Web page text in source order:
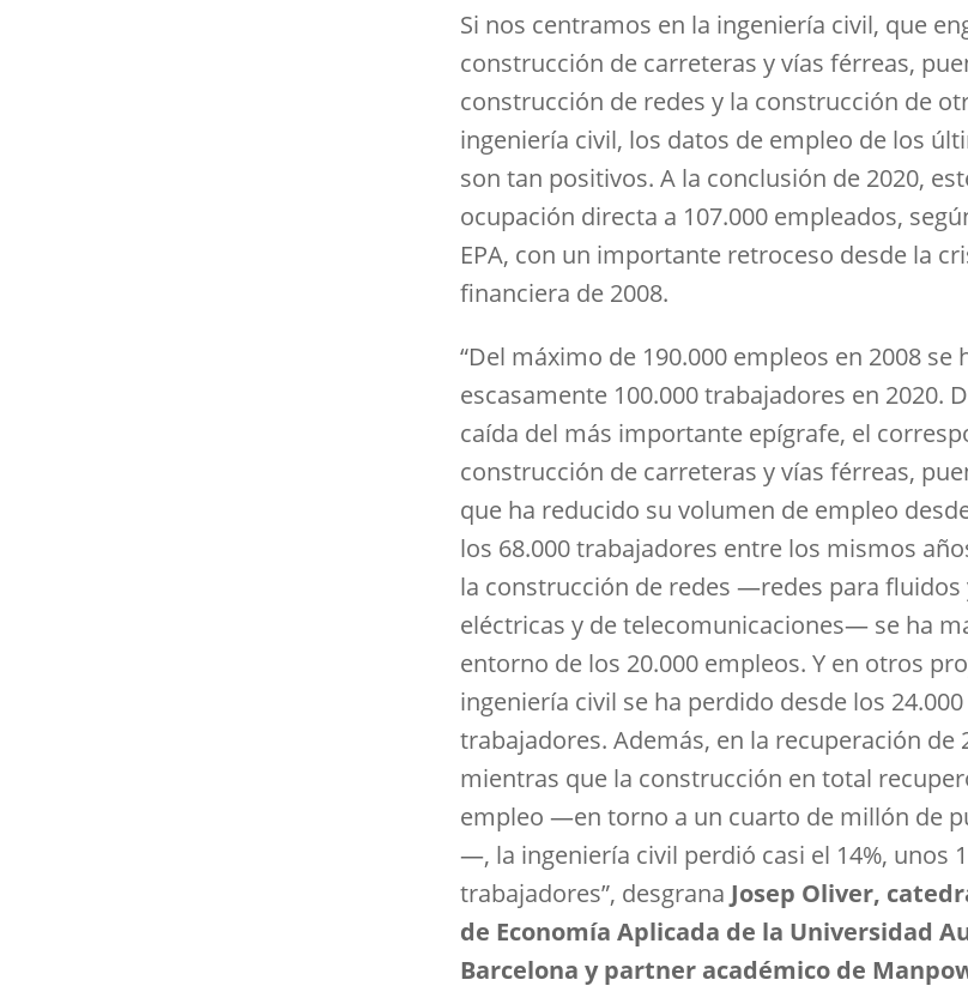
Si nos centramos en la ingeniería civil, que
construcción de carreteras y vías férreas,
construcción de redes y la construcción de
ingeniería civil, los datos de empleo de los
son tan positivos. A la conclusión de 2020,
ocupación directa a 107.000 empleados,
EPA, con un importante retroceso desde la
financiera de 2008.
“Del máximo de 190.000 empleos en 2008 se
escasamente 100.000 trabajadores en 2020.
caída del más importante epígrafe, el
construcción de carreteras y vías férreas,
que ha reducido su volumen de empleo
los 68.000 trabajadores entre los mismos
la construcción de redes —redes para fluidos
eléctricas y de telecomunicaciones— se ha
entorno de los 20.000 empleos. Y en otros
ingeniería civil se ha perdido desde los
trabajadores. Además, en la recuperación de
mientras que la construcción en total
empleo —en torno a un cuarto de millón de
—, la ingeniería civil perdió casi el 14%, unos
trabajadores”, desgrana Josep Oliver,
de Economía Aplicada de la Universidad
Barcelona y partner académico de